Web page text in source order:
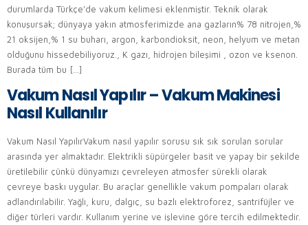
durumlarda Türkçe’de vakum kelimesi eklenmiştir. Teknik olarak
konuşursak; dünyaya yakın atmosferimizde ana gazların% 78 nitrojen,%
21 oksijen,% 1 su buharı, argon, karbondioksit, neon, helyum ve metan
olduğunu hissedebiliyoruz., K gazı, hidrojen bileşimi , ozon ve ksenon.
Burada tüm bu […]
Vakum Nasıl Yapılır – Vakum Makinesi
Nasıl Kullanılır
Vakum Nasıl YapılırVakum nasıl yapılır sorusu sık sık sorulan sorular
arasında yer almaktadır. Elektrikli süpürgeler basit ve yapay bir şekilde
üretilebilir çünkü dünyamızı çevreleyen atmosfer sürekli olarak
çevreye baskı uygular. Bu araçlar genellikle vakum pompaları olarak
adlandırılabilir. Yağlı, kuru, dalgıç, su bazlı elektroforez, santrifüjler ve
diğer türleri vardır. Kullanım yerine ve işlevine göre tercih edilmektedir.